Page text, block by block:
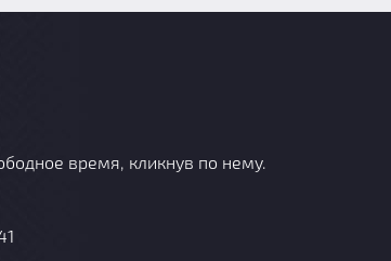
время, кликнув по нему.